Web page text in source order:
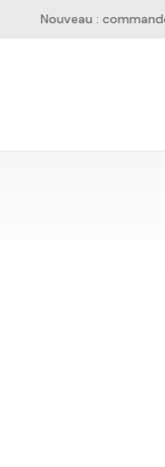
Nouveau :